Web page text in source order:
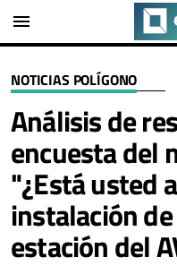
menu
NOTICIAS POLÍGONO
Análisis de
encuesta del
"¿Está usted
instalación
estación del